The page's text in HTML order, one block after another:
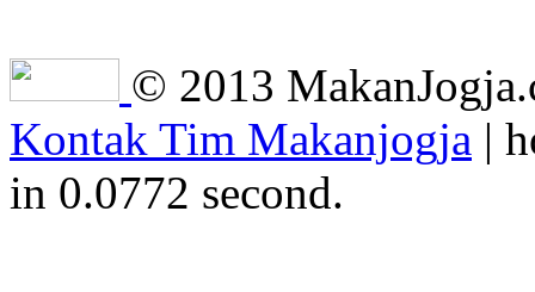
© 2013
Kontak Tim Makanjogja |
in 0.0772 second.